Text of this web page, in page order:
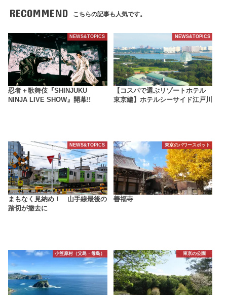
RECOMMEND こちらの記事も人気です。
NEWS&TOPICS
忍者＋歌舞伎『SHINJUKU
NINJA LIVE SHOW』開幕!!
NEWS&TOPICS
【コスパで選ぶリゾートホテル
東京編】ホテルシーサイド江戸川
NEWS&TOPICS
まもなく見納め！ 山手線最後の
踏切が撤去に
東京のパワースポット
善福寺
小笠原村（父島・母島） 東京の公園